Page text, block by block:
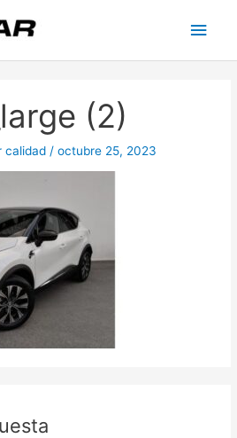
(2)
calidad /octubre 25, 2023